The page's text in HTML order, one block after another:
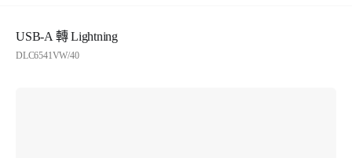
USB-A 轉 Lightning
DLC6541VW/40